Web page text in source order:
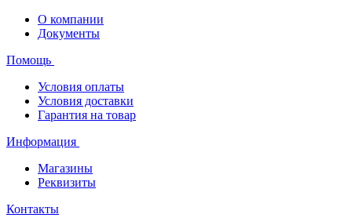
О компании
Документы
Помощь
Условия оплаты
Условия доставки
Гарантия на товар
Информация
Магазины
Реквизиты
Контакты